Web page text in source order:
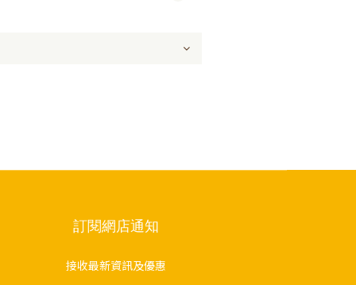
訂閱網店通知
接收最新資訊及優惠